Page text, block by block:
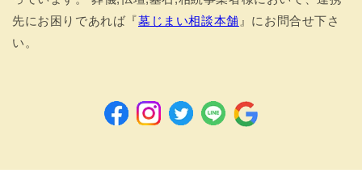
先にお困りであれば『墓じまい相談本舗』にお問合せ下さ
い。
FacebookInstagramTwitterLINE Google